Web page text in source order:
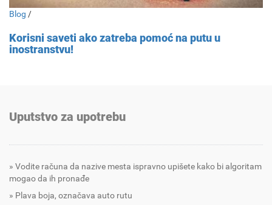
Blog /
Korisni saveti ako zatreba pomoć na putu u
inostranstvu!
Uputstvo za upotrebu
Vodite računa da nazive mesta ispravno upišete kako bi algoritam
mogao da ih pronađe
Plava boja, označava auto rutu